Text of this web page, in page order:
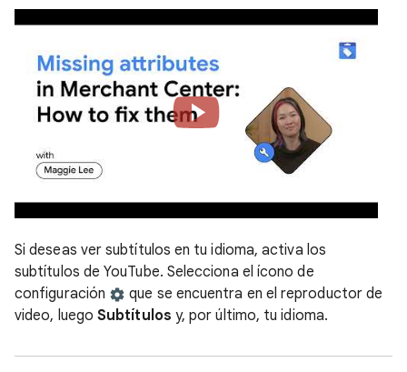
Si deseas ver subtítulos en tu idioma, activa los
subtítulos de YouTube. Selecciona el ícono de
configuración
que se encuentra en el reproductor de
video, luegoSubtítulos y, por último, tu idioma.